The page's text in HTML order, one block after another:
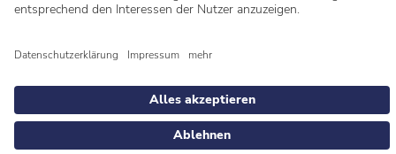
Datenschutzeinstellungen